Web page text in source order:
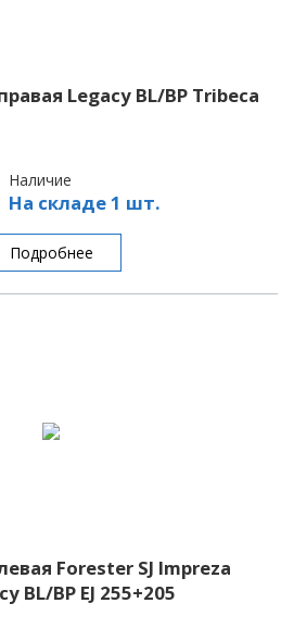
Legacy BL/BP Tribeca
Наличие
На складе 1 шт.
Подробнее
Forester SJ Impreza
BL/BP EJ 255+205